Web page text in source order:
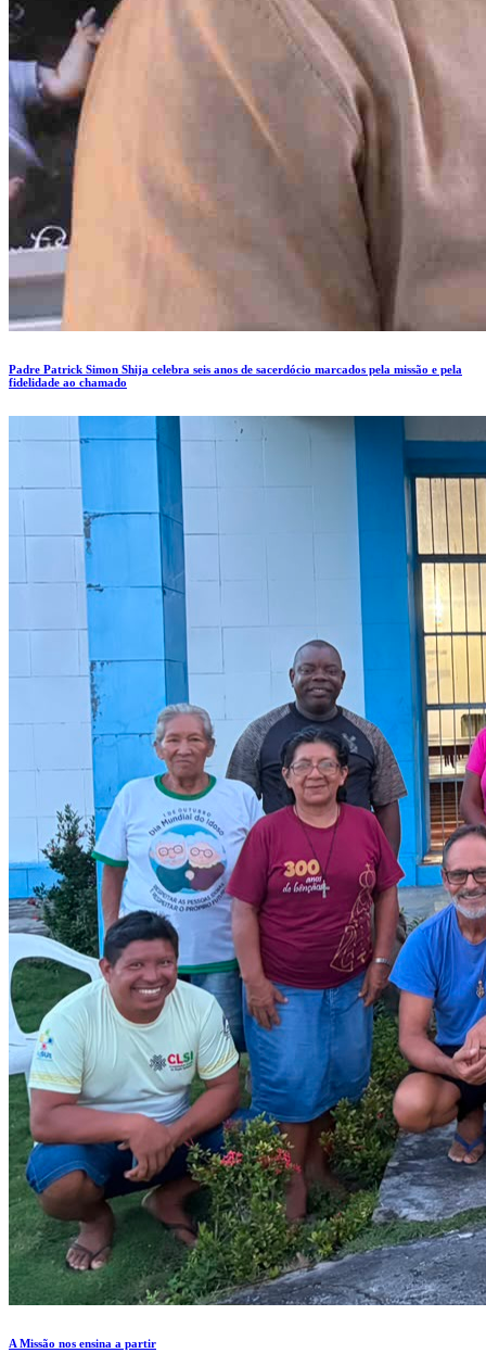
Padre Patrick Simon Shija celebra seis anos de sacerdócio marcados pela missão e pela
fidelidade ao chamado
A Missão nos ensina a partir